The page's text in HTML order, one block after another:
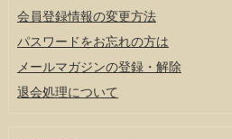
会員登録情報の変更方法
パスワードをお忘れの方は
メールマガジンの登録・解除
退会処理について